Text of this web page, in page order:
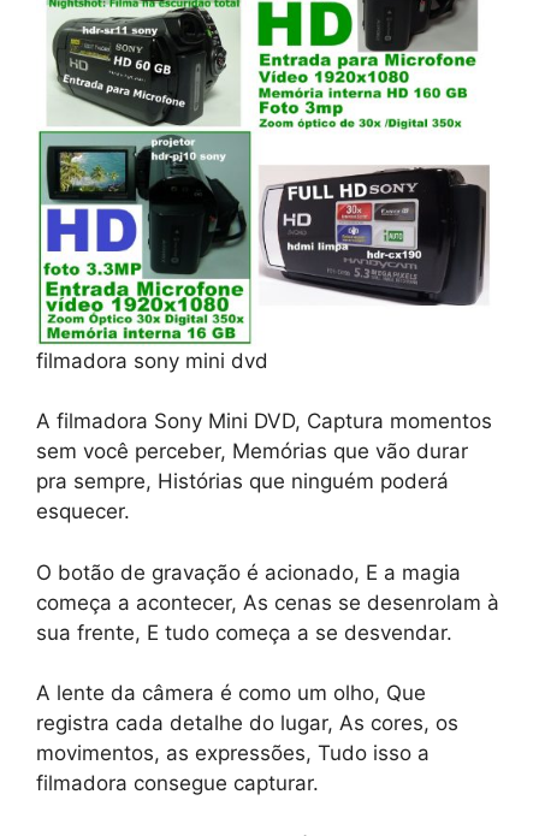
filmadora sony mini dvd
A filmadora Sony Mini DVD, Captura momentos
sem você perceber, Memórias que vão durar
pra sempre, Histórias que ninguém poderá
esquecer.
O botão de gravação é acionado, E a magia
começa a acontecer, As cenas se desenrolam à
sua frente, E tudo começa a se desvendar.
A lente da câmera é como um olho, Que
registra cada detalhe do lugar, As cores, os
movimentos, as expressões, Tudo isso a
filmadora consegue capturar.